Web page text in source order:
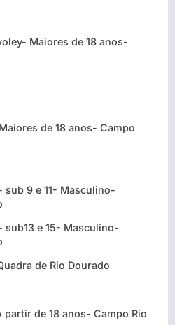
Maiores de 18 anos-
de 18 anos- Campo
sub 9 e 11- Masculino-
sub13 e 15- Masculino-
de Rio Dourado
de 18 anos- Campo Rio